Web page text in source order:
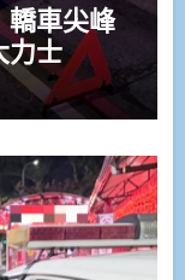
轎車尖峰
士